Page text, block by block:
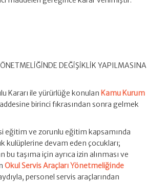
DEĞİŞİKLİK YAPILMASINA
Kararı ile yürürlüğe konulan Kamu Kurum
birinci fıkrasından sonra gelmek
eğitim ve zorunlu eğitim kapsamında
kulüplerine devam eden çocukları;
taşıma için ayrıca izin alınması ve
Okul Servis Araçları Yönetmeliğinde
personel servis araçlarından